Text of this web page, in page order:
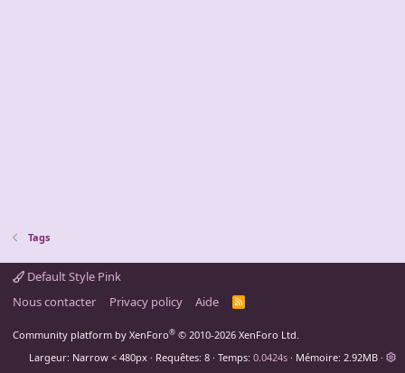
Tags
Default Style Pink
Nous contacter
Privacy policy Aide
R
Community platform by XenForo® © 2010-2026 XenForo Ltd.
Largeur
Requêtes 8 Temps 0.0424s Mémoire 2.92MB